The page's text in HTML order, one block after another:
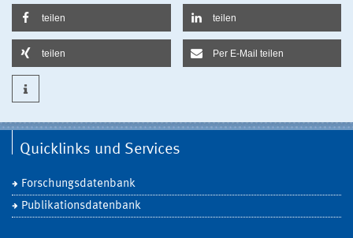
teilen teilen
teilen Per E-Mail teilen
Quicklinks und Services
Forschungsdatenbank
Publikationsdatenbank